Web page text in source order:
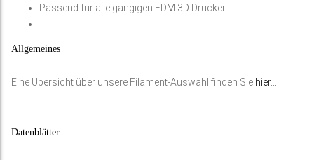
Passend für alle gängigen FDM 3D Drucker
Allgemeines
Eine Übersicht über unsere Filament-Auswahl finden Sie hier…
Datenblätter